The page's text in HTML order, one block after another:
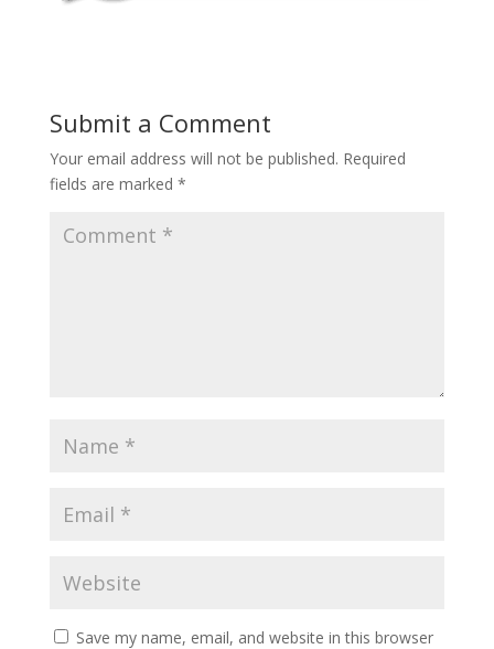
Submit a Comment
Your email address will not be published. Required
fields are marked *
Save my name, email, and website in this browser